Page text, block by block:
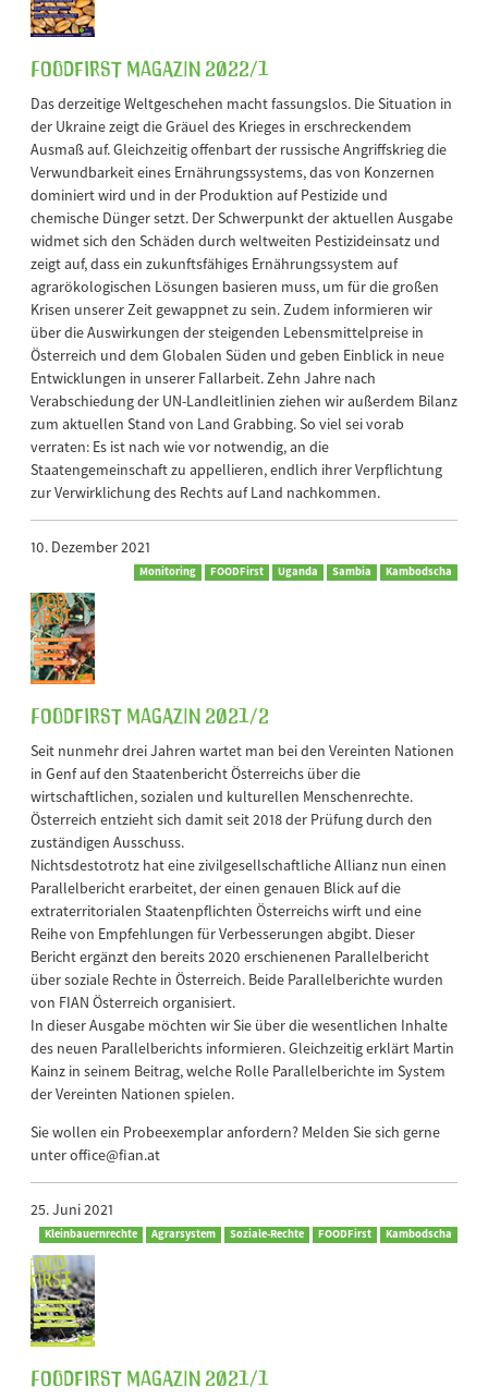
FOODFirst Magazin 2022/1
Das derzeitige Weltgeschehen macht fassungslos. Die Situation in
der Ukraine zeigt die Gräuel des Krieges in erschreckendem
Ausmaß auf. Gleichzeitig offenbart der russische Angriffskrieg die
Verwundbarkeit eines Ernährungssystems, das von Konzernen
dominiert wird und in der Produktion auf Pestizide und
chemische Dünger setzt. Der Schwerpunkt der aktuellen Ausgabe
widmet sich den Schäden durch weltweiten Pestizideinsatz und
zeigt auf, dass ein zukunftsfähiges Ernährungssystem auf
agrarökologischen Lösungen basieren muss, um für die großen
Krisen unserer Zeit gewappnet zu sein. Zudem informieren wir
über die Auswirkungen der steigenden Lebensmittelpreise in
Österreich und dem Globalen Süden und geben Einblick in neue
Entwicklungen in unserer Fallarbeit. Zehn Jahre nach
Verabschiedung der UN-Landleitlinien ziehen wir außerdem Bilanz
zum aktuellen Stand von Land Grabbing. So viel sei vorab
verraten: Es ist nach wie vor notwendig, an die
Staatengemeinschaft zu appellieren, endlich ihrer Verpflichtung
zur Verwirklichung des Rechts auf Land nachkommen.
10. Dezember 2021
Monitoring FOODFirst Uganda Sambia Kambodscha
FOODFirst Magazin 2021/2
Seit nunmehr drei Jahren wartet man bei den Vereinten Nationen
in Genf auf den Staatenbericht Österreichs über die
wirtschaftlichen, sozialen und kulturellen Menschenrechte.
Österreich entzieht sich damit seit 2018 der Prüfung durch den
zuständigen Ausschuss.
Nichtsdestotrotz hat eine zivilgesellschaftliche Allianz nun einen
Parallelbericht erarbeitet, der einen genauen Blick auf die
extraterritorialen Staatenpflichten Österreichs wirft und eine
Reihe von Empfehlungen für Verbesserungen abgibt. Dieser
Bericht ergänzt den bereits 2020 erschienenen Parallelbericht
über soziale Rechte in Österreich. Beide Parallelberichte wurden
von FIAN Österreich organisiert.
In dieser Ausgabe möchten wir Sie über die wesentlichen Inhalte
des neuen Parallelberichts informieren. Gleichzeitig erklärt Martin
Kainz in seinem Beitrag, welche Rolle Parallelberichte im System
der Vereinten Nationen spielen.
Sie wollen ein Probeexemplar anfordern? Melden Sie sich gerne
unter office@fian.at
25. Juni 2021
Kleinbauernrechte Agrarsystem Soziale-Rechte FOODFirst Kambodscha
FOODFirst Magazin 2021/1